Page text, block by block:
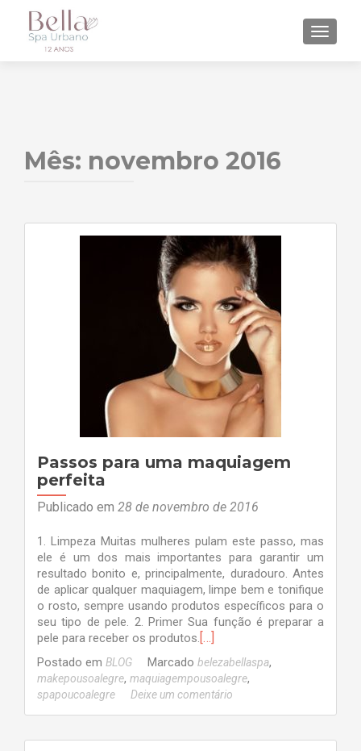
Mês: novembro 2016
Passos para uma maquiagem
perfeita
Publicado em 28 de novembro de 2016
1. Limpeza Muitas mulheres pulam este passo, mas
ele é um dos mais importantes para garantir um
resultado bonito e, principalmente, duradouro. Antes
de aplicar qualquer maquiagem, limpe bem e tonifique
o rosto, sempre usando produtos específicos para o
seu tipo de pele. 2. Primer Sua função é preparar a
pele para receber os produtos.[…]
Postado em BLOG Marcado belezabellaspa,
makepousoalegre, maquiagempousoalegre,
spapoucoalegre Deixe um comentário